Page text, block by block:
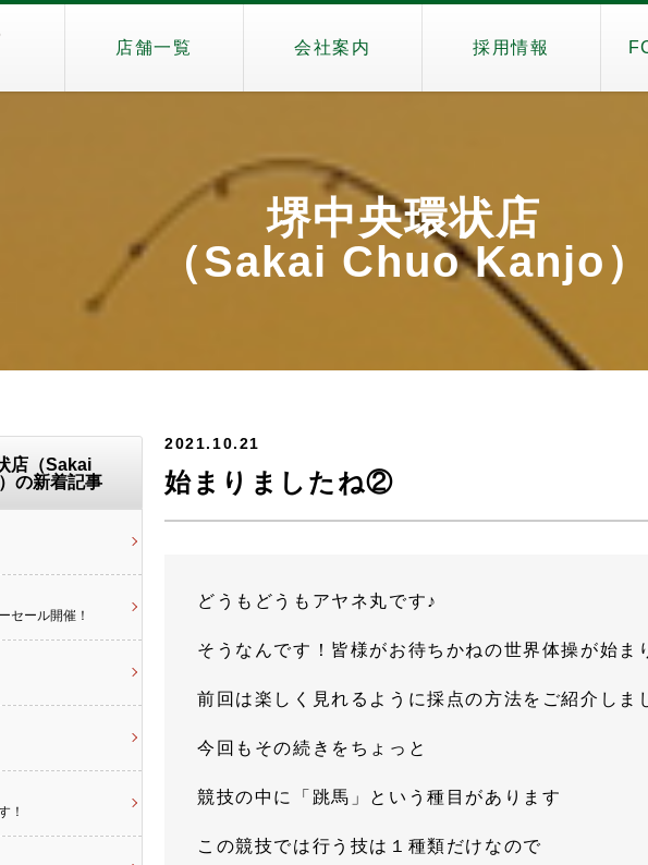
店舗一覧 会社案内 採用情報
堺中央環状店
（Sakai Chuo Kanjo
2021.10.21
始まりましたね②
どうもどうもアヤネ丸です♪
そうなんです！皆様がお待ちかねの世界体操が始ま
前回は楽しく見れるように採点の方法をご紹介しま
今回もその続きをちょっと
競技の中に「跳馬」という種目があります
この競技では行う技は１種類だけなので
店（Sakai
の新着記事
セール開催！
！